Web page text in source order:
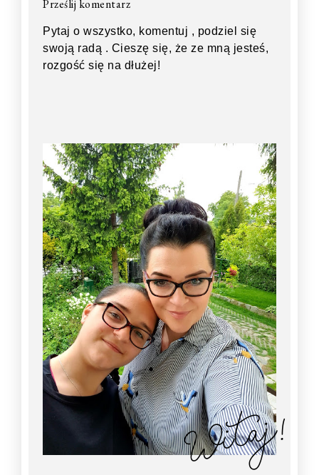
Prześlij komentarz
Pytaj o wszystko, komentuj , podziel się
swoją radą . Cieszę się, że ze mną jesteś,
rozgość się na dłużej!
Witaj!